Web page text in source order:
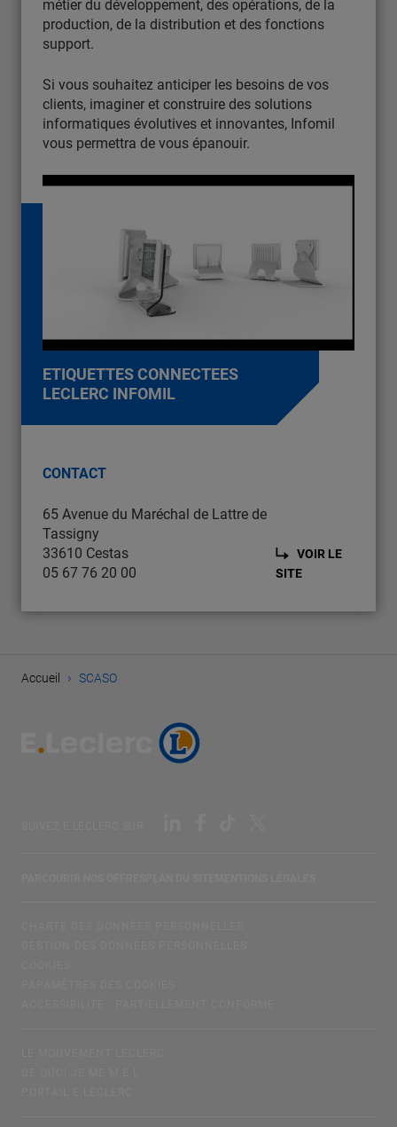
métier du développement, des opérations, de la
production, de la distribution et des fonctions
support.
Si vous souhaitez anticiper les besoins de vos
clients, imaginer et construire des solutions
informatiques évolutives et innovantes, Infomil
vous permettra de vous épanouir.
ETIQUETTES CONNECTEES
LECLERC INFOMIL
CONTACT
65 Avenue du Maréchal de Lattre de
Tassigny
33610 Cestas
05 67 76 20 00
VOIR LE
SITE
Accueil › SCASO